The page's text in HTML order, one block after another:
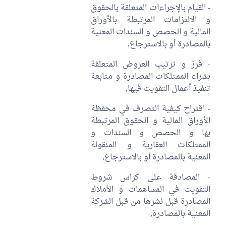
- القيام بالإجراءات المتعلقة بالحقوق
و الالتزامات المرتبطة بالأوراق
المالية و الحصص و السندات المعنية
بالمصادرة أو بالاسترجاع,
- فرز و ترتيب العروض المتعلقة
بشراء الممتلكات المصادرة و متابعة
تنفيذ أعمال التفويت فيها,
- اقتراح كيفية التصرف في محفظة
الأوراق المالية و الحقوق المرتبطة
بها و الحصص و السندات و
الممتلكات العقارية و المنقولة
المعنية بالمصادرة أو بالاسترجاع,
- المصادقة على كراس شروط
التفويت في المساهمات و الأملاك
المصادرة قبل نشرها من قبل الشركة
المعنية بالمصادرة,